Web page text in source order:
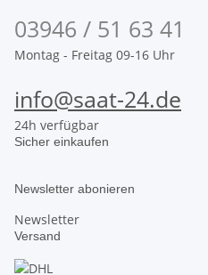
03946 / 51 63 41
Montag - Freitag 09-16 Uhr
info@saat-24.de
24h verfügbar
Sicher einkaufen
Newsletter abonieren
Newsletter
Versand